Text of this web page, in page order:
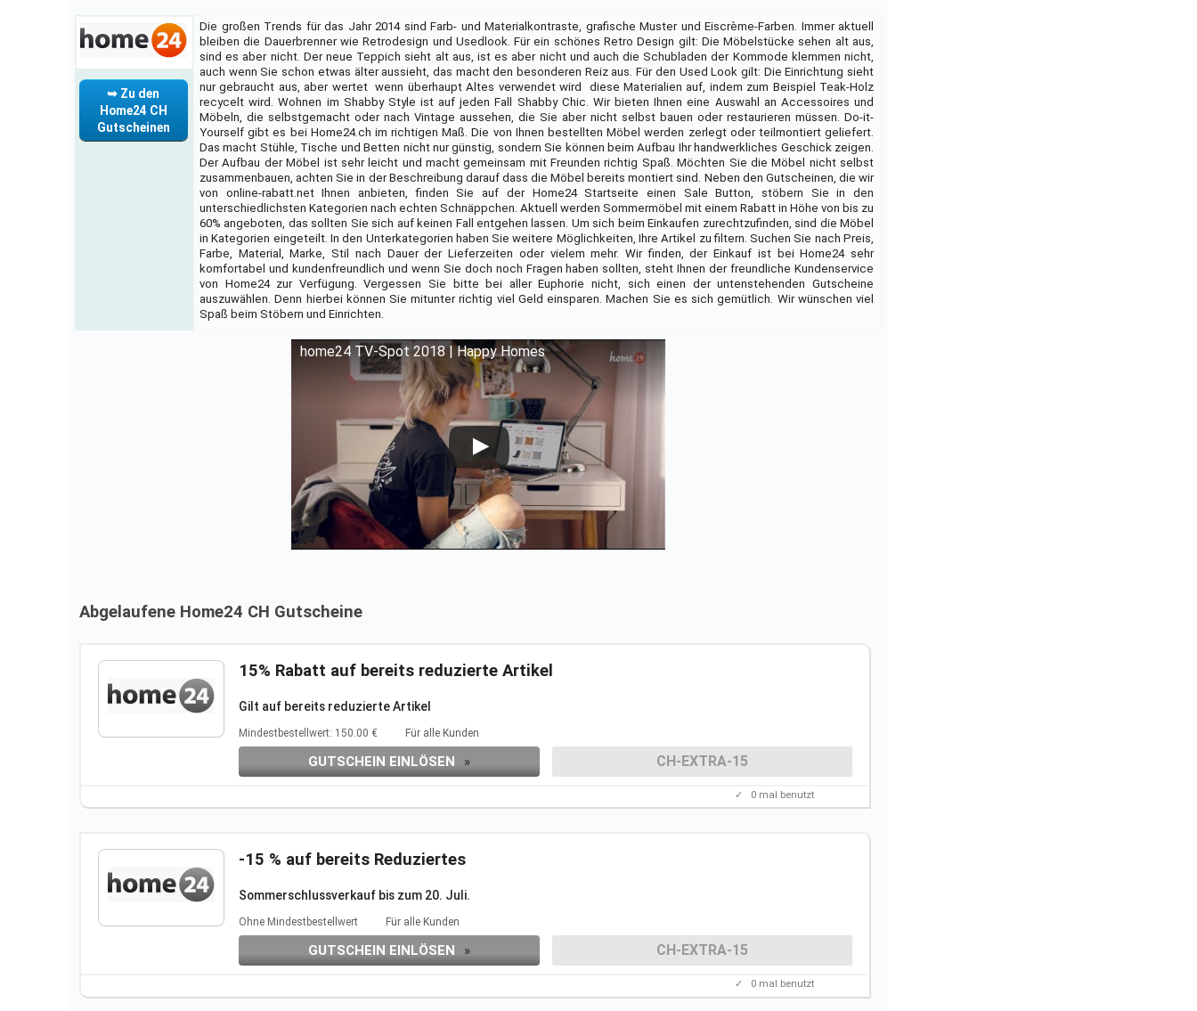
➥ Zu den
Home24 CH
Gutscheinen
Die großen Trends für das Jahr 2014 sind Farb- und Materialkontraste, grafische Muster und Eiscrème-Farben. Immer aktuell
bleiben die Dauerbrenner wie Retrodesign und Usedlook. Für ein schönes Retro Design gilt: Die Möbelstücke sehen alt aus,
sind es aber nicht. Der neue Teppich sieht alt aus, ist es aber nicht und auch die Schubladen der Kommode klemmen nicht,
auch wenn Sie schon etwas älter aussieht, das macht den besonderen Reiz aus. Für den Used Look gilt: Die Einrichtung sieht
nur gebraucht aus, aber wertet  wenn überhaupt Altes verwendet wird  diese Materialien auf, indem zum Beispiel Teak-Holz
recycelt wird. Wohnen im Shabby Style ist auf jeden Fall Shabby Chic. Wir bieten Ihnen eine Auswahl an Accessoires und
Möbeln, die selbstgemacht oder nach Vintage aussehen, die Sie aber nicht selbst bauen oder restaurieren müssen. Do-it-
Yourself gibt es bei Home24.ch im richtigen Maß. Die von Ihnen bestellten Möbel werden zerlegt oder teilmontiert geliefert.
Das macht Stühle, Tische und Betten nicht nur günstig, sondern Sie können beim Aufbau Ihr handwerkliches Geschick zeigen.
Der Aufbau der Möbel ist sehr leicht und macht gemeinsam mit Freunden richtig Spaß. Möchten Sie die Möbel nicht selbst
zusammenbauen, achten Sie in der Beschreibung darauf dass die Möbel bereits montiert sind. Neben den Gutscheinen, die wir
von online-rabatt.net Ihnen anbieten, finden Sie auf der Home24 Startseite einen Sale Button, stöbern Sie in den
unterschiedlichsten Kategorien nach echten Schnäppchen. Aktuell werden Sommermöbel mit einem Rabatt in Höhe von bis zu
60% angeboten, das sollten Sie sich auf keinen Fall entgehen lassen. Um sich beim Einkaufen zurechtzufinden, sind die Möbel
in Kategorien eingeteilt. In den Unterkategorien haben Sie weitere Möglichkeiten, Ihre Artikel zu filtern. Suchen Sie nach Preis,
Farbe, Material, Marke, Stil nach Dauer der Lieferzeiten oder vielem mehr. Wir finden, der Einkauf ist bei Home24 sehr
komfortabel und kundenfreundlich und wenn Sie doch noch Fragen haben sollten, steht Ihnen der freundliche Kundenservice
von Home24 zur Verfügung. Vergessen Sie bitte bei aller Euphorie nicht, sich einen der untenstehenden Gutscheine
auszuwählen. Denn hierbei können Sie mitunter richtig viel Geld einsparen. Machen Sie es sich gemütlich. Wir wünschen viel
Spaß beim Stöbern und Einrichten.
home24 TV-Spot 2018 | Happy Homes
Abgelaufene Home24 CH Gutscheine
15% Rabatt auf bereits reduzierte Artikel
Gilt auf bereits reduzierteArtikel
Mindestbestellwert: 150.00 € Für alle Kunden
GUTSCHEIN EINLÖSEN » CH-EXTRA-15
✓ 0 mal benutzt
-15 % auf bereits Reduziertes
Sommerschlussverkauf bis zum 20. Juli.
Ohne Mindestbestellwert Für alle Kunden
GUTSCHEIN EINLÖSEN » CH-EXTRA-15
✓ 0 mal benutzt